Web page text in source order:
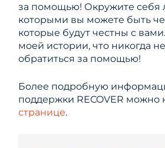
за помощью! Окружите себя
которыми вы можете быть
которые будут честны с
моей истории, что никогда
обратиться за помощью!
Более подробную
поддержки RECOVER можно
странице.